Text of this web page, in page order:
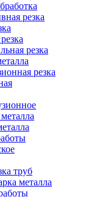
резка
резка
резка
труб
металла